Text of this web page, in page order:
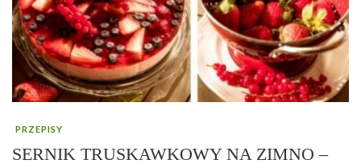
PRZEPISY
SERNIK TRUSKAWKOWY NA ZIMNO –